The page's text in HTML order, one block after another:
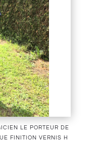
le porteur de
finition vernis h